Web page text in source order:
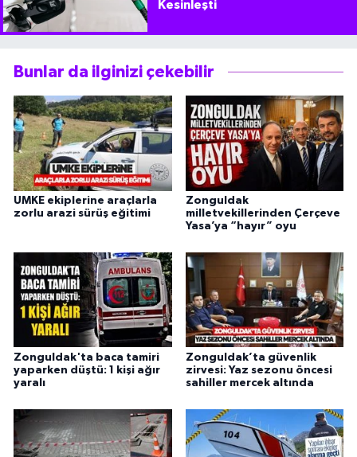
Kesinleşti
Bunlar da ilginizi çekebilir
UMKE ekiplerine araçlarla
zorlu arazi sürüş eğitimi
Zonguldak
milletvekillerinden Çerçeve
Yasa’ya “hayır” oyu
Zonguldak'ta baca tamiri
yaparken düştü: 1 kişi ağır
yaralı
Zonguldak’ta güvenlik
zirvesi: Yaz sezonu öncesi
sahiller mercek altında